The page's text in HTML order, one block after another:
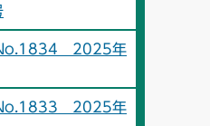
No.1834 2025年
No.1833 2025年